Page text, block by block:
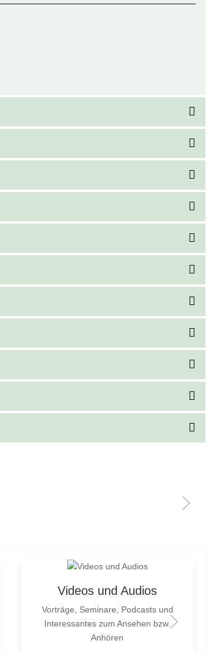
Videos und Audios
Vorträge, Seminare, Podcasts und
Interessantes zum Ansehen bzw.
Anhören